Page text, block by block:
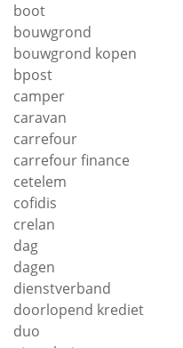
boot
bouwgrond
bouwgrond kopen
bpost
camper
caravan
carrefour
carrefour finance
cetelem
cofidis
crelan
dag
dagen
dienstverband
doorlopend krediet
duo